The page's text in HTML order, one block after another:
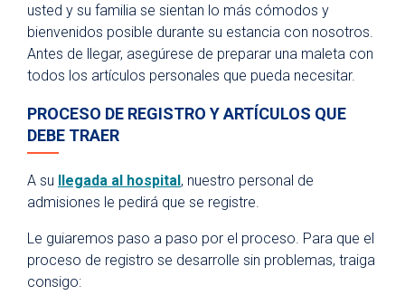
Portal del paciente
Records médicos
Parking
Citas de telemedicina
Fitness Center
Hospital en Casa
Directorio de departamentos y clínicas
Planificación para una hospitalización
Qué traer
usted y su familia se sientan lo más cómodos y
bienvenidos posible durante su estancia con nosotros.
Antes de llegar, asegúrese de preparar una maleta con
todos los artículos personales que pueda necesitar.
PROCESO DE REGISTRO Y ARTÍCULOS QUE
DEBE TRAER
A su llegada al hospital, nuestro personal de
admisiones le pedirá que se registre.
Le guiaremos paso a paso por el proceso. Para que el
proceso de registro se desarrolle sin problemas, traiga
consigo: